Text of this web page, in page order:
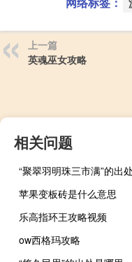
上一篇
英魂巫女攻略
相关问题
苹果变板砖是什么意思
乐高指环王攻略视频
ow西格玛攻略